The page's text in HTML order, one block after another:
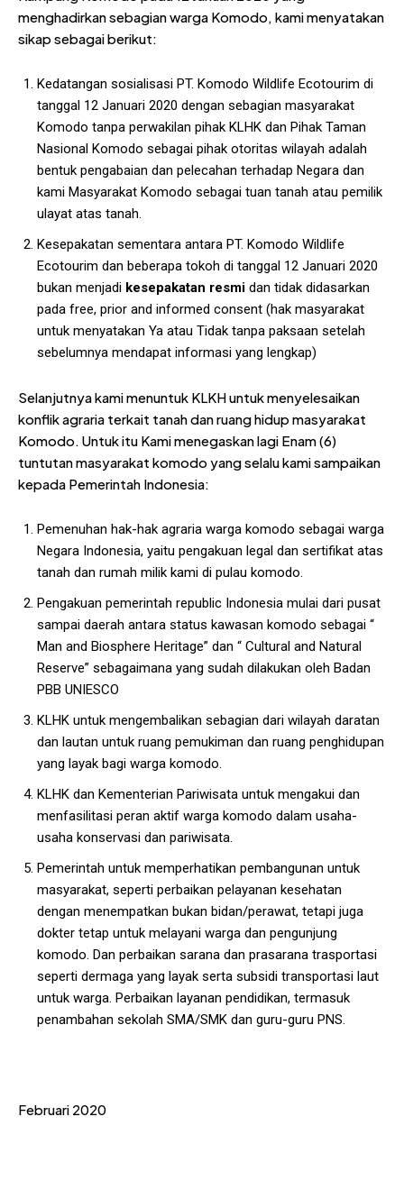
menghadirkan sebagian warga Komodo, kami menyatakan
sikap sebagai berikut:
Kedatangan sosialisasi PT. Komodo Wildlife Ecotourim di
tanggal 12 Januari 2020 dengan sebagian masyarakat
Komodo tanpa perwakilan pihak KLHK dan Pihak Taman
Nasional Komodo sebagai pihak otoritas wilayah adalah
bentuk pengabaian dan pelecahan terhadap Negara dan
kami Masyarakat Komodo sebagai tuan tanah atau pemilik
ulayat atas tanah.
Kesepakatan sementara antara PT. Komodo Wildlife
Ecotourim dan beberapa tokoh di tanggal 12 Januari 2020
bukan menjadi kesepakatan resmi dan tidak didasarkan
pada free, prior and informed consent (hak masyarakat
untuk menyatakan Ya atau Tidak tanpa paksaan setelah
sebelumnya mendapat informasi yang lengkap)
Selanjutnya kami menuntuk KLKH untuk menyelesaikan
konflik agraria terkait tanah dan ruang hidup masyarakat
Komodo. Untuk itu Kami menegaskan lagi Enam (6)
tuntutan masyarakat komodo yang selalu kami sampaikan
kepada Pemerintah Indonesia:
Pemenuhan hak-hak agraria warga komodo sebagai warga
Negara Indonesia, yaitu pengakuan legal dan sertifikat atas
tanah dan rumah milik kami di pulau komodo.
Pengakuan pemerintah republic Indonesia mulai dari pusat
sampai daerah antara status kawasan komodo sebagai “
Man and Biosphere Heritage” dan “ Cultural and Natural
Reserve” sebagaimana yang sudah dilakukan oleh Badan
PBB UNIESCO
KLHK untuk mengembalikan sebagian dari wilayah daratan
dan lautan untuk ruang pemukiman dan ruang penghidupan
yang layak bagi warga komodo.
KLHK dan Kementerian Pariwisata untuk mengakui dan
menfasilitasi peran aktif warga komodo dalam usaha-
usaha konservasi dan pariwisata.
Pemerintah untuk memperhatikan pembangunan untuk
masyarakat, seperti perbaikan pelayanan kesehatan
dengan menempatkan bukan bidan/perawat, tetapi juga
dokter tetap untuk melayani warga dan pengunjung
komodo. Dan perbaikan sarana dan prasarana trasportasi
seperti dermaga yang layak serta subsidi transportasi laut
untuk warga. Perbaikan layanan pendidikan, termasuk
penambahan sekolah SMA/SMK dan guru-guru PNS.
Februari 2020